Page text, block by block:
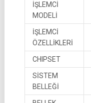
İŞLEMCİ
MODELİ
İŞLEMCİ
ÖZELLİKLERİ
CHIPSET
SİSTEM
BELLEĞİ